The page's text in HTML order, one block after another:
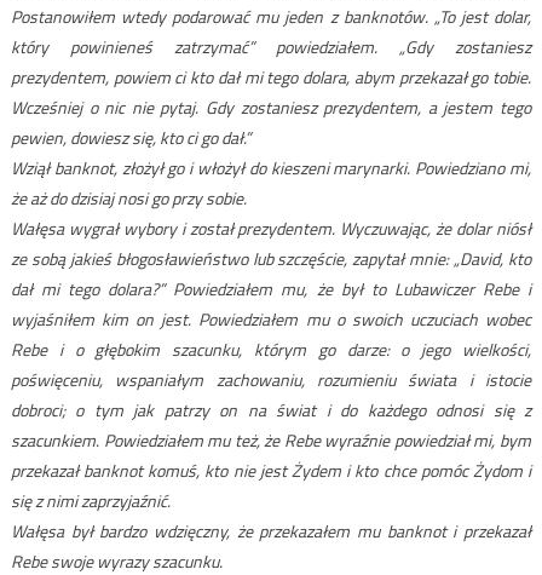
Postanowiłem wtedy podarować mu jeden z banknotów. „To jest dolar,
który powinieneś zatrzymać” powiedziałem. „Gdy zostaniesz
prezydentem, powiem ci kto dał mi tego dolara, abym przekazał go tobie.
Wcześniej o nic nie pytaj. Gdy zostaniesz prezydentem, a jestem tego
pewien, dowiesz się, kto ci go dał.”
Wziął banknot, złożył go i włożył do kieszeni marynarki. Powiedziano mi,
że aż do dzisiaj nosi go przy sobie.
Wałęsa wygrał wybory i został prezydentem. Wyczuwając, że dolar niósł
ze sobą jakieś błogosławieństwo lub szczęście, zapytał mnie: „David, kto
dał mi tego dolara?” Powiedziałem mu, że był to Lubawiczer Rebe i
wyjaśniłem kim on jest. Powiedziałem mu o swoich uczuciach wobec
Rebe i o głębokim szacunku, którym go darze: o jego wielkości,
poświęceniu, wspaniałym zachowaniu, rozumieniu świata i istocie
dobroci; o tym jak patrzy on na świat i do każdego odnosi się z
szacunkiem. Powiedziałem mu też, że Rebe wyraźnie powiedział mi, bym
przekazał banknot komuś, kto nie jest Żydem i kto chce pomóc Żydom i
się z nimi zaprzyjaźnić.
Wałęsa był bardzo wdzięczny, że przekazałem mu banknot i przekazał
Rebe swoje wyrazy szacunku.